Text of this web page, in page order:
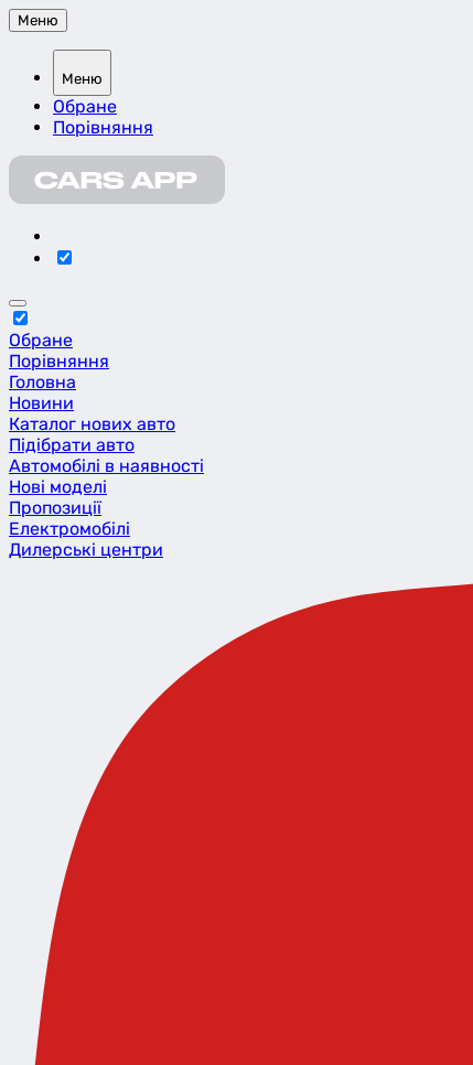
Меню
Меню
Обране
Порівняння
Обране
Порівняння
Головна
Новини
Каталог нових авто
Підібрати авто
Автомобілі в наявності
Нові моделі
Пропозиції
Eлектромобілі
Дилерські центри